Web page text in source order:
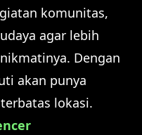
komunitas,
agar lebih
Dengan
akan punya
lokasi.